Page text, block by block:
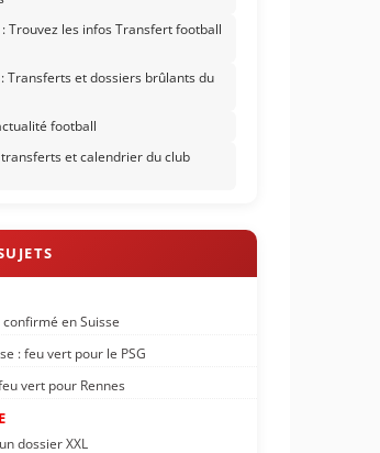
Trouvez les infos Transfert football
Transferts et dossiers brûlants du
football
et calendrier du club
en Suisse
: feu vert pour le PSG
vert pour Rennes
dossier XXL